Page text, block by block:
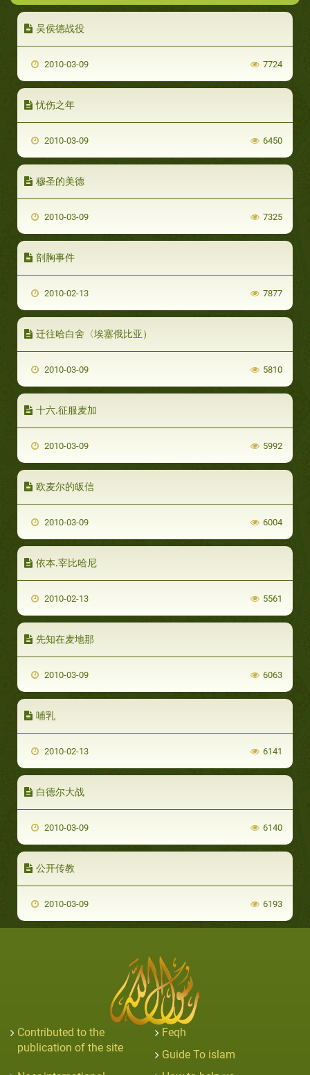
吴侯德战役
2010-03-09 7724
忧伤之年
2010-03-09 6450
穆圣的美德
2010-03-09 7325
剖胸事件
2010-02-13 7877
迁往哈白舍〈埃塞俄比亚）
2010-03-09 5810
十六.征服麦加
2010-03-09 5992
欧麦尔的皈信
2010-03-09 6004
依本.宰比哈尼
2010-02-13 5561
先知在麦地那
2010-03-09 6063
哺乳
2010-02-13 6141
白德尔大战
2010-03-09 6140
公开传教
2010-03-09 6193
Contributed to the
publication of the site
Feqh
Guide To islam